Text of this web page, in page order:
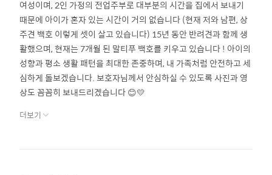
여성이며, 2인 가정의 전업주부로 대부분의 시간을 집에서 보내기
때문에 아이가 혼자 있는 시간이 거의 없습니다 (현재 저와 남편, 상
주견 백호 이렇게 셋이 살고 있습니다) 15년 동안 반려견과 함께 생
활했으며, 현재는 7개월 된 말티푸 백호를 키우고 있습니다 ! 아이의
성향과 평소 생활 패턴을 최대한 존중하며, 내 가족처럼 안전하고 세
심하게 돌보겠습니다. 보호자님께서 안심하실 수 있도록 사진과 영
상도 꼼꼼히 보내드리겠습니다 😊💛
더보기